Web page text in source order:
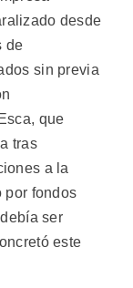
desde
de
sin previa
que
tras
a la
por fondos
ser
este